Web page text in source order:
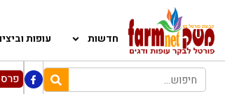
חדשות עופות